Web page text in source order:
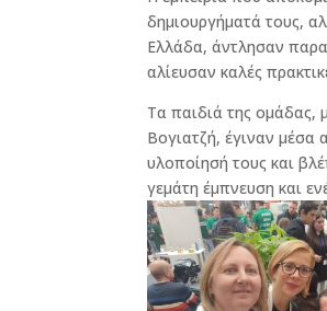
δημιουργήματά τους,
Ελλάδα, άντλησαν
αλίευσαν καλές
Τα παιδιά της ομάδας,
Βογιατζή, έγιναν μέσα
υλοποίησή τους και
γεμάτη έμπνευση και